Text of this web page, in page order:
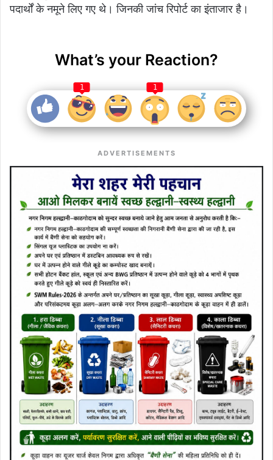
पदार्थों के नमूने लिए गए थे। जिनकी जांच रिपोर्ट का इंताजार है।
What’s your Reaction?
1 1
ADVERTISEMENTS